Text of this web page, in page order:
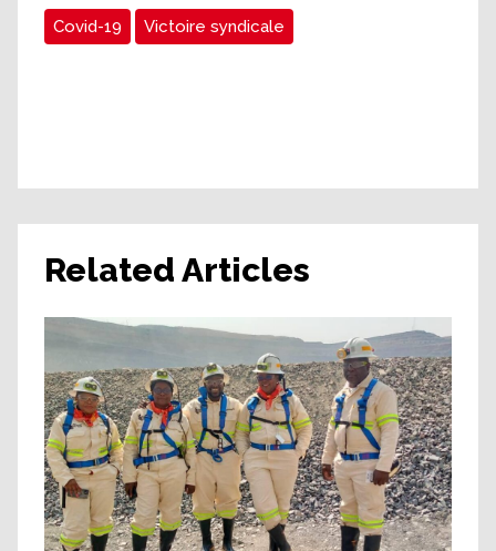
Covid-19 Victoire syndicale
Related Articles